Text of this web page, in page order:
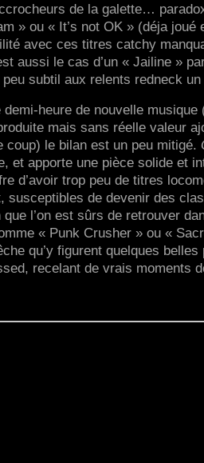
de la galette…
» ou « It’s not OK » (déja
avec ces titres catchy
aussi le cas d’un « Jailine »
subtil aux relents redneck un
heure de nouvelle
mais sans réelle valeur
coup) le bilan est un peu mitigé.
et apporte une pièce solide et
d’avoir trop peu de titres
susceptibles de devenir des
que l’on est sûrs de retrouver
« Punk Crusher » ou «
qu’y figurent quelques
recelant de vrais moments